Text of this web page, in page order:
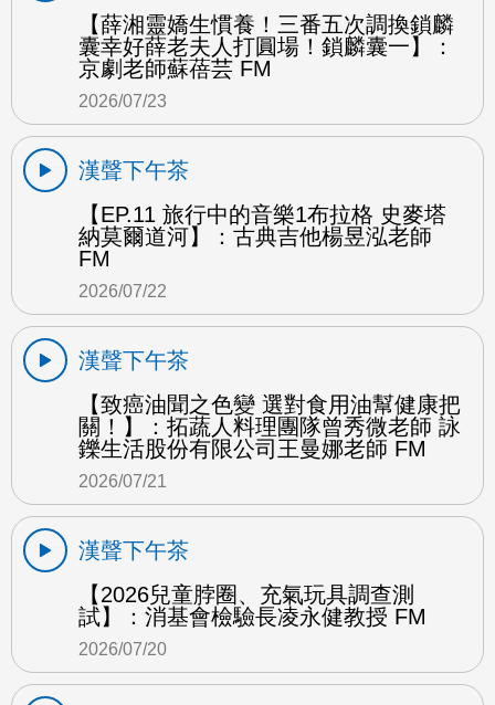
【薛湘靈嬌生慣養！三番五次調換鎖麟
囊幸好薛老夫人打圓場！鎖麟囊一】：
京劇老師蘇蓓芸 FM
2026/07/23
漢聲下午茶
【EP.11 旅行中的音樂1布拉格 史麥塔
納莫爾道河】：古典吉他楊昱泓老師
FM
2026/07/22
漢聲下午茶
【致癌油聞之色變 選對食用油幫健康把
關！】：拓蔬人料理團隊曾秀微老師 詠
鑠生活股份有限公司王曼娜老師 FM
2026/07/21
漢聲下午茶
【2026兒童脖圈、充氣玩具調查測
試】：消基會檢驗長凌永健教授 FM
2026/07/20